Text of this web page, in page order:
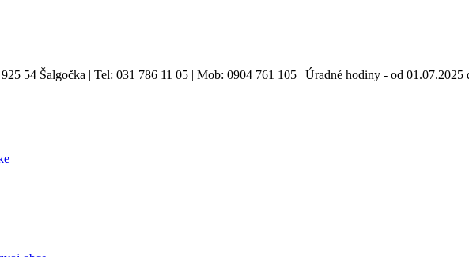
54 Šalgočka | Tel: 031 786 11 05 | Mob: 0904 761 105 | Úradné hodiny - od